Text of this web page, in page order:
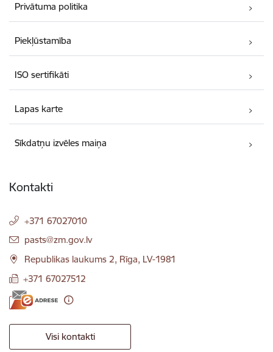
Privātuma politika
Piekļūstamība
ISO sertifikāti
Lapas karte
Sīkdatņu izvēles maiņa
Kontakti
+371 67027010
E-pasts:
pasts@zm.gov.lv
Republikas laukums 2, Rīga, LV-1981
+371 67027512
Visi kontakti